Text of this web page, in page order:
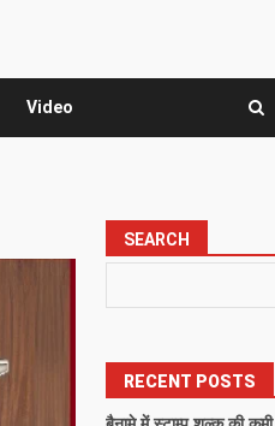
Video
SEARCH
RECENT POSTS